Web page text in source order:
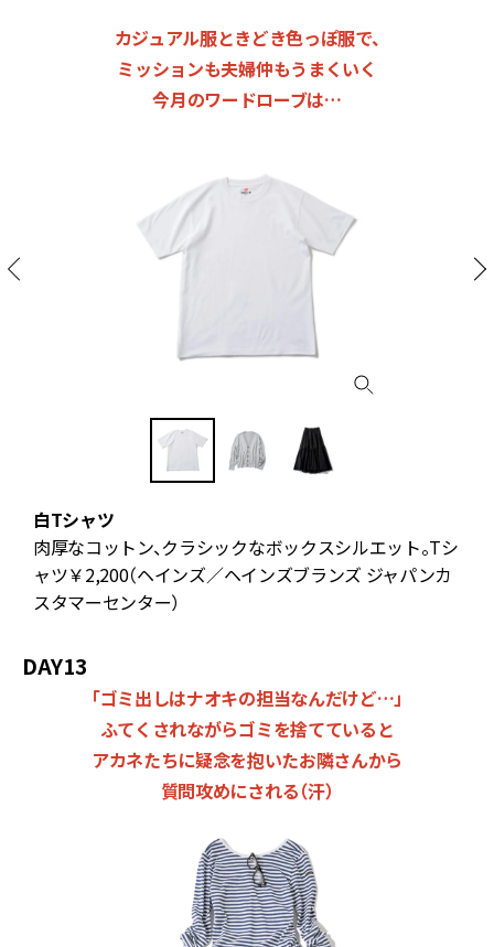
カジュアル服ときどき色っぽ服で、
ミッションも夫婦仲もうまくいく
今月のワードローブは…
白Tシャツ
肉厚なコットン、クラシックなボックスシルエット。Tシ
ャツ￥2,200（ヘインズ／ヘインズブランズ ジャパンカ
スタマーセンター）
DAY13
「ゴミ出しはナオキの担当なんだけど…」
ふてくされながらゴミを捨てていると
アカネたちに疑念を抱いたお隣さんから
質問攻めにされる（汗）